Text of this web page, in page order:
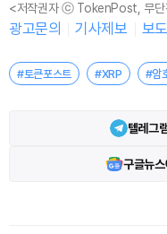
<저작권자 ⓒ TokenPost, 무단
광고문의 기사제보 보
#토큰포스트 #XRP #암
텔레그
구글뉴스